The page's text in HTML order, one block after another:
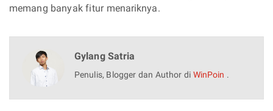
memang banyak fitur menariknya.
Gylang Satria
Penulis, Blogger dan Author di WinPoin .